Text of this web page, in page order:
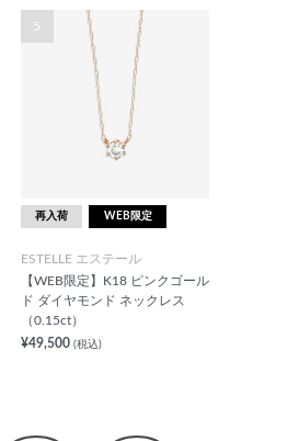
5
再入荷 WEB限定
ESTELLE エステール
【WEB限定】K18 ピンクゴール
ド ダイヤモンド ネックレス
（0.15ct）
¥49,500 (税込)